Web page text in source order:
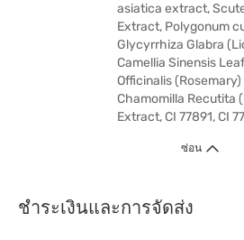
asiatica extract,
Extract, Polygonum
Glycyrrhiza Glabra
Camellia Sinensis
Officinalis
Chamomilla Recutita
Extract, CI 77891, CI
ซ่อน
ชำระเงินและการจัดส่ง